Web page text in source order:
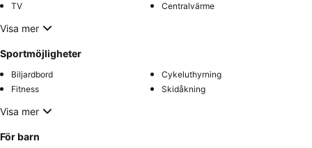
TV
Centralvärme
Visa mer
Sportmöjligheter
Biljardbord
Cykeluthyrning
Fitness
Skidåkning
Visa mer
För barn